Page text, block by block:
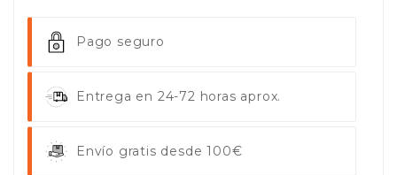
Pago seguro
Entrega en 24-72 horas aprox.
Envío gratis desde 100€